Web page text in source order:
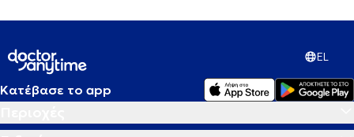
EL
Κατέβασε το app